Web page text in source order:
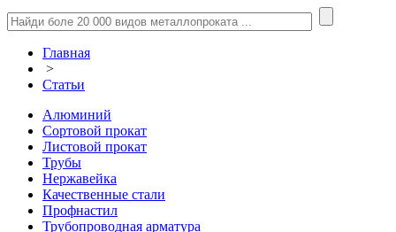
Главная
>
Статьи
Алюминий
Сортовой прокат
Листовой прокат
Трубы
Нержавейка
Качественные стали
Профнастил
Трубопроводная арматура